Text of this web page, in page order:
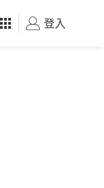
好食玩飛
登入